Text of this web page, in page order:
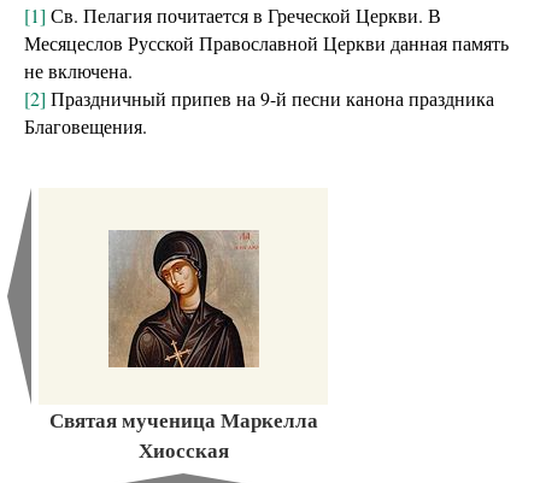
[1] Св. Пелагия почитается в Греческой Церкви. В
Месяцеслов Русской Православной Церкви данная память
не включена.
[2] Праздничный припев на 9-й песни канона праздника
Благовещения.
Святая мученица Маркелла
Хиосская